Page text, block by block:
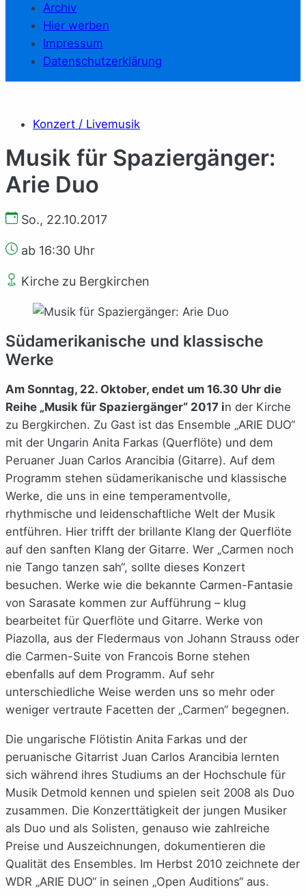
Archiv
Hier werben
Impressum
Datenschutzerklärung
Konzert / Livemusik
Musik für Spaziergänger:
Arie Duo
So., 22.10.2017
ab 16:30 Uhr
Kirche zu Bergkirchen
Südamerikanische und klassische
Werke
Am Sonntag, 22. Oktober, endet um 16.30 Uhr die
Reihe „Musik für Spaziergänger“ 2017 in der Kirche
zu Bergkirchen. Zu Gast ist das Ensemble „ARIE DUO“
mit der Ungarin Anita Farkas (Querflöte) und dem
Peruaner Juan Carlos Arancibia (Gitarre). Auf dem
Programm stehen südamerikanische und klassische
Werke, die uns in eine temperamentvolle,
rhythmische und leidenschaftliche Welt der Musik
entführen. Hier trifft der brillante Klang der Querflöte
auf den sanften Klang der Gitarre. Wer „Carmen noch
nie Tango tanzen sah“, sollte dieses Konzert
besuchen. Werke wie die bekannte Carmen-Fantasie
von Sarasate kommen zur Aufführung – klug
bearbeitet für Querflöte und Gitarre. Werke von
Piazolla, aus der Fledermaus von Johann Strauss oder
die Carmen-Suite von Francois Borne stehen
ebenfalls auf dem Programm. Auf sehr
unterschiedliche Weise werden uns so mehr oder
weniger vertraute Facetten der „Carmen“ begegnen.
Die ungarische Flötistin Anita Farkas und der
peruanische Gitarrist Juan Carlos Arancibia lernten
sich während ihres Studiums an der Hochschule für
Musik Detmold kennen und spielen seit 2008 als Duo
zusammen. Die Konzerttätigkeit der jungen Musiker
als Duo und als Solisten, genauso wie zahlreiche
Preise und Auszeichnungen, dokumentieren die
Qualität des Ensembles. Im Herbst 2010 zeichnete der
WDR „ARIE DUO“ in seinen „Open Auditions“ aus.